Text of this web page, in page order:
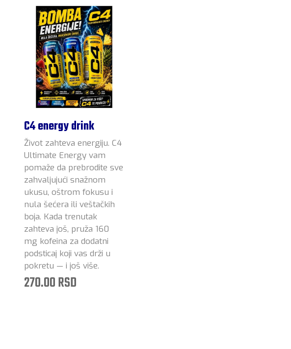
C4 energy drink
Život zahteva energiju. C4
Ultimate Energy vam
pomaže da prebrodite sve
zahvaljujući snažnom
ukusu, oštrom fokusu i
nula šećera ili veštačkih
boja. Kada trenutak
zahteva još, pruža 160
mg kofeina za dodatni
podsticaj koji vas drži u
pokretu — i još više.
270.00 RSD